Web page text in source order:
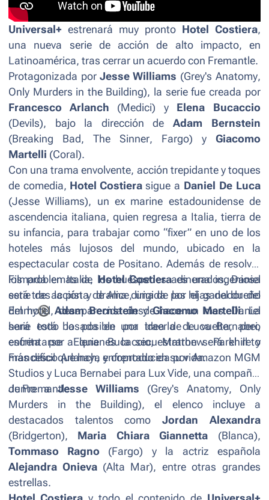
Universal+ estrenará muy pronto Hotel Costiera,
una nueva serie de acción de alto impacto, en
Latinoamérica, tras cerrar un acuerdo con Fremantle.
Protagonizada por Jesse Williams (Grey's Anatomy,
Only Murders in the Building), la serie fue creada por
Francesco Arlanch (Medici) y Elena Bucaccio
(Devils), bajo la dirección de Adam Bernstein
(Breaking Bad, The Sinner, Fargo) y Giacomo
Martelli (Coral).
Con una trama envolvente, acción trepidante y toques
de comedia, Hotel Costiera sigue a Daniel De Luca
(Jesse Williams), un ex marine estadounidense de
ascendencia italiana, quien regresa a Italia, tierra de
su infancia, para trabajar como “fixer” en uno de los
hoteles más lujosos del mundo, ubicado en la
espectacular costa de Positano. Además de resolver
los problemas de los huéspedes adinerados, Daniel
está tras la pista de Alice, una de las hijas del dueño
del hotel, desaparecida desde hace un mes. Daniel
hará todo lo posible por traerla de vuelta, pero
enfrentarse a quienes la secuestraron será el reto
más difícil que haya enfrentado en su vida.
Filmada en Italia, Hotel Costieraes una ingeniosa
serie de acción y drama dirigida por el ganador del
Emmy® Adam BernsteinyGiacomo Martelli. La
serie está basada en una idea de Luca Bernabei,
escrita por Elena Bucaccio, Matthew Parkhill y
Francesco Arlanch, y coproducida por Amazon MGM
Studios y Luca Bernabei para Lux Vide, una compañía
de Fremantle.
Junto aJesse Williams (Grey's Anatomy, Only
Murders in the Building), el elenco incluye a
destacados talentos como Jordan Alexandra
(Bridgerton), Maria Chiara Giannetta (Blanca),
Tommaso Ragno (Fargo) y la actriz española
Alejandra Onieva (Alta Mar), entre otras grandes
estrellas.